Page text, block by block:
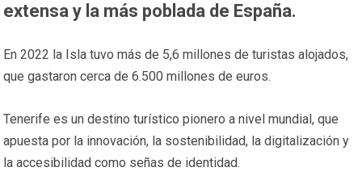
extensa y la más poblada de España.
En 2022 la Isla tuvo más de 5,6 millones de turistas alojados,
que gastaron cerca de 6.500 millones de euros.
Tenerife es un destino turístico pionero a nivel mundial, que
apuesta por la innovación, la sostenibilidad, la digitalización y
la accesibilidad como señas de identidad.